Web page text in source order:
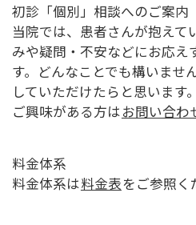
初診「個別」相談へのご案内
当院では、患者さんが抱えて
みや疑問・不安などにお応え
す。どんなことでも構いませ
していただけたらと思います。
ご興味がある方はお問い合わ
料金体系
料金体系は料金表をご参照く